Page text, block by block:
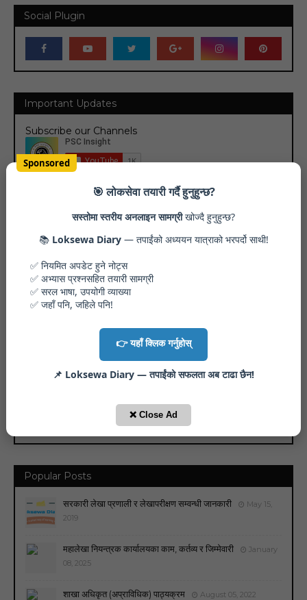
Social Plugin
Important Updates
Subscribe our Channels
Like our Facebook Page
Popular Posts
सरकारी लेखा प्रणाली र लेखापरीक्षण सम्वन्धी जानकारी
May 15,
2019
महालेखा नियन्त्रक कार्यालयका काम, कर्तव्य र जिम्मेवारी
January
08, 2025
शाखा अधिकृत (अप्राविधिक) पाठ्यक्रम August 05, 2022
Sponsored
🎯 लोकसेवा तयारी गर्दै हुनुहुन्छ?
सस्तोमा स्तरीय अनलाइन सामग्रीखोज्दै हुनुहुन्छ?
📚 Loksewa Diary— तपाईंको अध्ययन यात्राको भरपर्दो साथी!
✅ नियमित अपडेट हुने नोट्स
✅ अभ्यास प्रश्नसहित तयारी सामग्री
✅ सरल भाषा, उपयोगी व्याख्या
✅ जहाँ पनि, जहिले पनि!
👉 यहाँ क्लिक गर्नुहोस्
📌 Loksewa Diary — तपाईंको सफलता अब टाढा छैन!
❌ Close Ad